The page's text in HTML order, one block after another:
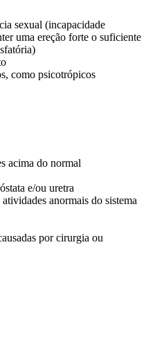
sexual (incapacidade
uma ereção forte o suficiente
como psicotrópicos
acima do normal
e/ou uretra
anormais do sistema
por cirurgia ou